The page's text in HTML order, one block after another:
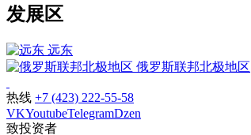
发展区
远东
俄罗斯联邦北极地区
热线 +7 (423) 222-55-58
VKYoutubeTelegramDzen
致投资者